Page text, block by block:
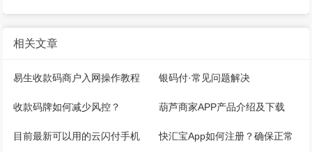
相关文章
易生收款码商户入网操作教程 银码付·常见问题解决
收款码牌如何减少风控？ 葫芦商家APP产品介绍及下载
目前最新可以用的云闪付手机
快汇宝App如何注册？确保正常